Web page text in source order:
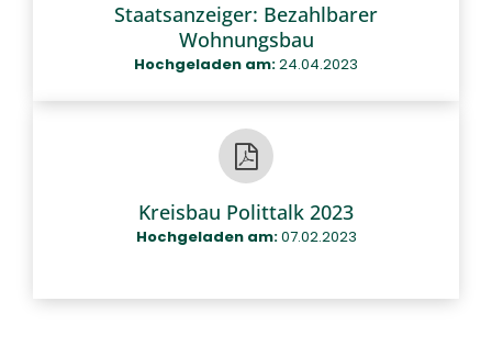
Staatsanzeiger: Bezahlbarer
Wohnungsbau
Hochgeladen am:24.04.2023
Kreisbau Polittalk 2023
Hochgeladen am:07.02.2023